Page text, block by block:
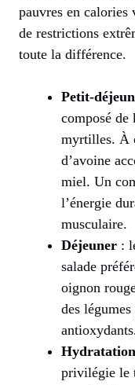
pauvres en calories
de restrictions
toute la différence.
Petit-
composé de
myrtilles. À
d’avoine
miel. Un
l’énergie
musculaire.
Déjeuner :
salade
oignon
des
Hydratation
privilégie le